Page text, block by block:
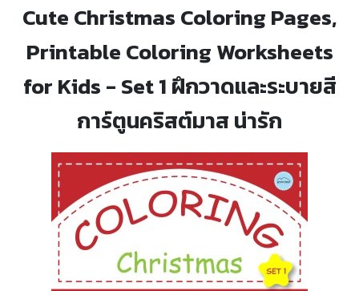
Cute Christmas Coloring Pages,
Printable Coloring Worksheets
for Kids - Set 1 ฝึกวาดและระบายสี
การ์ตูนคริสต์มาส น่ารัก